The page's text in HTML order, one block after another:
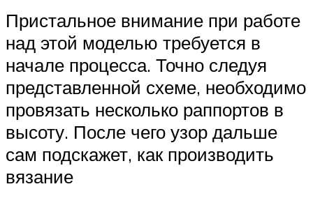
Пристальное внимание при работе
над этой моделью требуется в
начале процесса. Точно следуя
представленной схеме, необходимо
провязать несколько раппортов в
высоту. После чего узор дальше
сам подскажет, как производить
вязание